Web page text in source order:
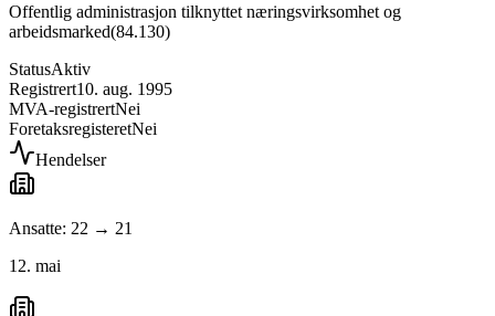
Offentlig administrasjon tilknyttet næringsvirksomhet og
arbeidsmarked(84.130)
StatusAktiv
Registrert10. aug. 1995
MVA-registrertNei
ForetaksregisteretNei
Hendelser
Ansatte: 22 → 21
12. mai